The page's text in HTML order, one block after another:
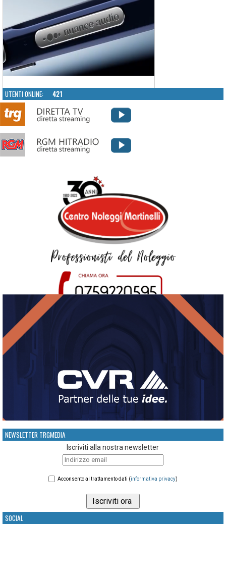
UTENTI ONLINE: 421
NEWSLETTER TRGMEDIA
Iscriviti alla nostra newsletter
Acconsento al trattamento dati (informativa privacy)
SOCIAL